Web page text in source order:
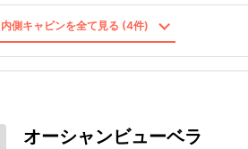
内側キャビンを全て見る (4件)
オーシャンビューベラ